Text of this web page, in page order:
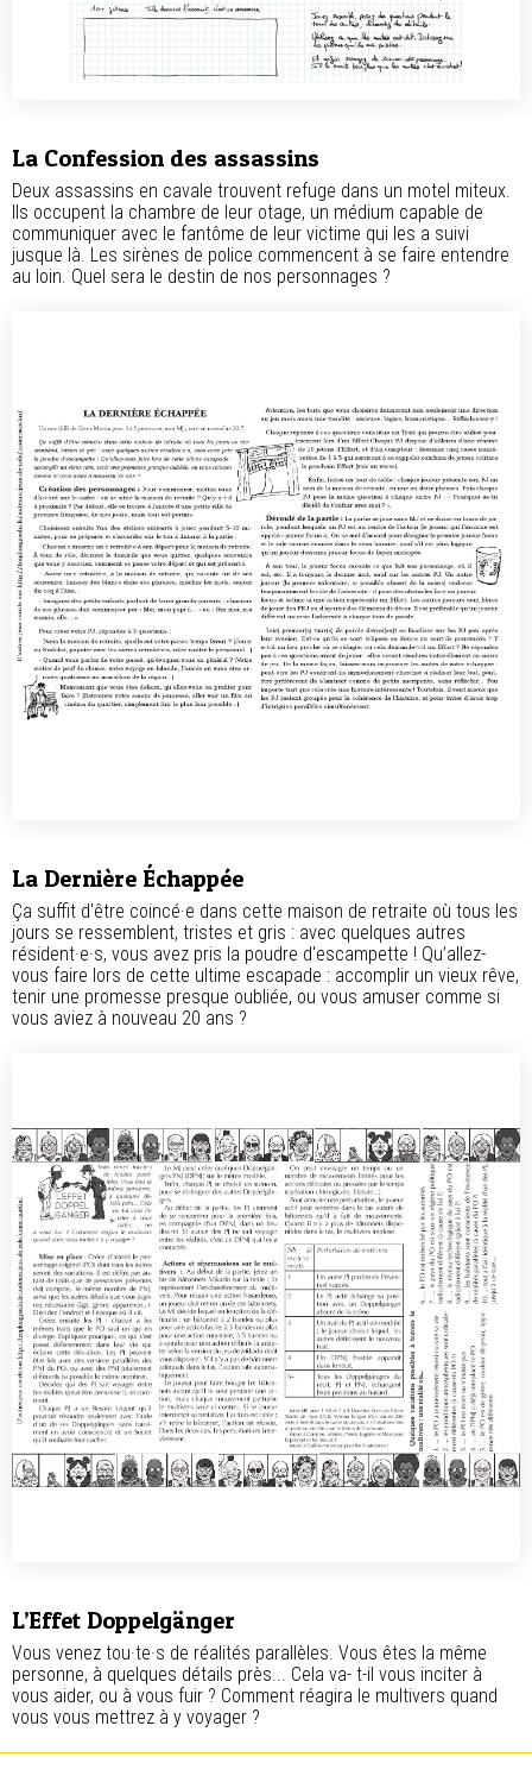
La Confession des assassins
Deux assassins en cavale trouvent refuge dans un motel miteux.
Ils occupent la chambre de leur otage, un médium capable de
communiquer avec le fantôme de leur victime qui les a suivi
jusque là. Les sirènes de police commencent à se faire entendre
au loin. Quel sera le destin de nos personnages ?
La Dernière Échappée
Ça suffit d'être coincé·e dans cette maison de retraite où tous les
jours se ressemblent, tristes et gris : avec quelques autres
résident·e·s, vous avez pris la poudre d'escampette ! Qu’allez-
vous faire lors de cette ultime escapade : accomplir un vieux rêve,
tenir une promesse presque oubliée, ou vous amuser comme si
vous aviez à nouveau 20 ans ?
L’Effet Doppelgänger
Vous venez tou·te·s de réalités parallèles. Vous êtes la même
personne, à quelques détails près... Cela va- t-il vous inciter à
vous aider, ou à vous fuir ? Comment réagira le multivers quand
vous vous mettrez à y voyager ?